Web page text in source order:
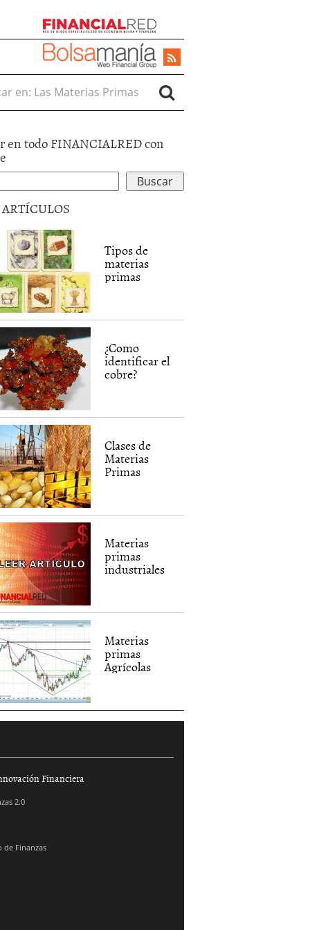
en:
en todo FINANCIALRED con
ARTÍCULOS
Tipos de
materias
primas
¿Como
identificar el
cobre?
Clases de
Materias
Primas
Materias
primas
industriales
Materias
primas
Agrícolas
Financiera
2.0
de Finanzas